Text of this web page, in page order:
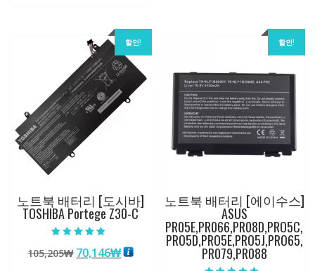
할인!
노트북 배터리 [도시바]
TOSHIBA Portege Z30-C
5.00
로 평가됨
105,205₩ 원
70,146₩현
할인!
노트북 배터리 [에이수스]
ASUS
PR05E,PR066,PR08D,PRO5C,
PRO5D,PRO5E,PRO5J,PRO65,
PR079,PR088